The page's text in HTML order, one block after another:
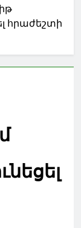
հրաժեշտի